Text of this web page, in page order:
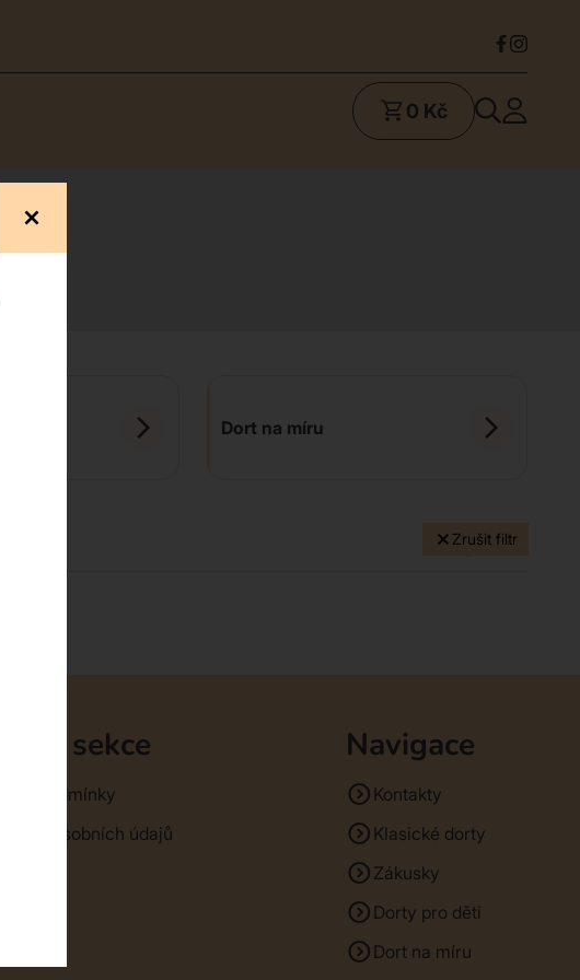
0 Kč
Dort na míru
Zrušit filtr
0 produktů
sekce
podmínky
osobních údajů
Navigace
Kontakty
Klasické dorty
Zákusky
Dorty pro děti
Dort na míru